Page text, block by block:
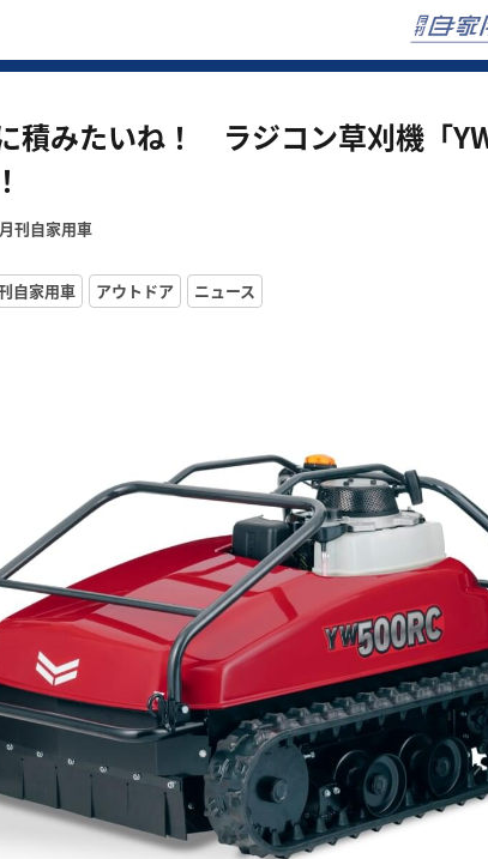
積みたいね！ ラジコン草刈機「
月刊自家用車
自家用車 アウトドア ニュース